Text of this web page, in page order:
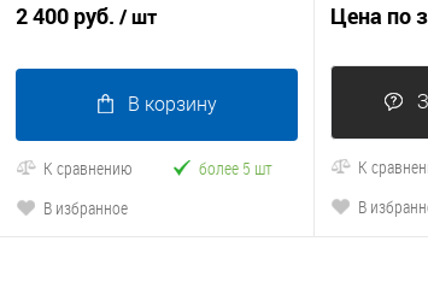
2 400 руб. / шт
В корзину
К сравнению
более 5 шт
В избранное
Цена по
К
В